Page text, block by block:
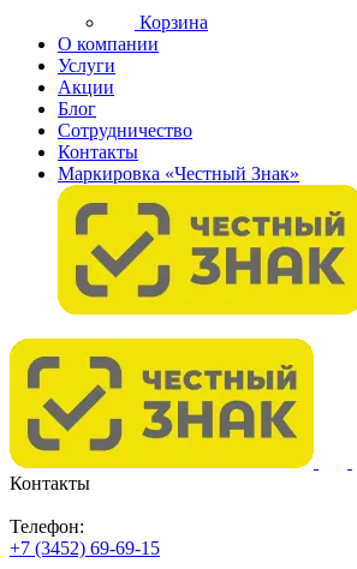
Корзина
О компании
Услуги
Акции
Блог
Сотрудничество
Контакты
Маркировка «Честный Знак»
Контакты
Телефон:
+7 (3452) 69-69-15